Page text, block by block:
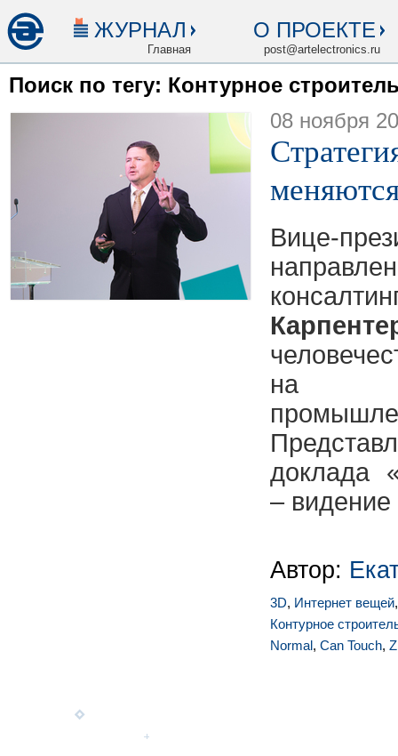
ЖУРНАЛ
Главная
О ПРОЕКТЕ
post@artelectronics.ru
Поиск по тегу: Контурное
08 ноября
Вице-
на
доклада
– видение
Автор:
3D, Интернет вещей
Контурное
Normal, Can Touch,